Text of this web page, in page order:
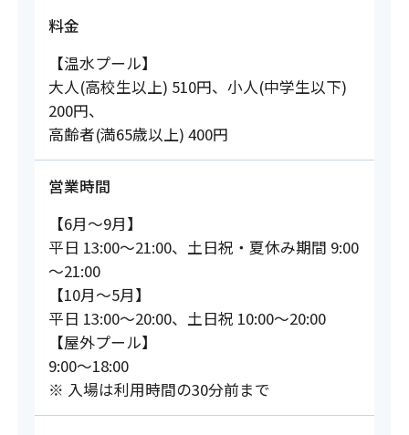
料金
【温水プール】
大人(高校生以上) 510円、小人(中学生以下)
200円、
高齢者(満65歳以上) 400円
営業時間
【6月～9月】
平日 13:00～21:00、土日祝・夏休み期間 9:00
～21:00
【10月～5月】
平日 13:00～20:00、土日祝 10:00～20:00
【屋外プール】
9:00～18:00
※ 入場は利用時間の30分前まで